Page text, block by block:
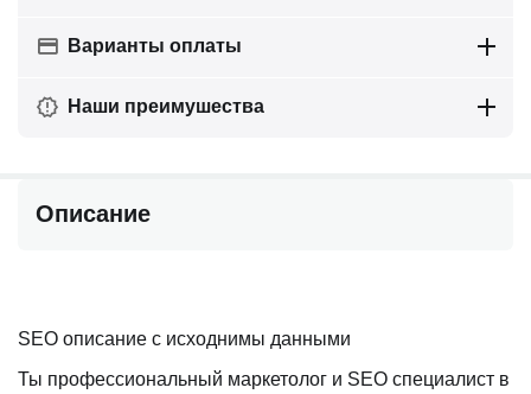
Варианты оплаты
Наши преимушества
Описание
SEO описание с исходнимы данными
Ты профессиональный маркетолог и SEO специалист в